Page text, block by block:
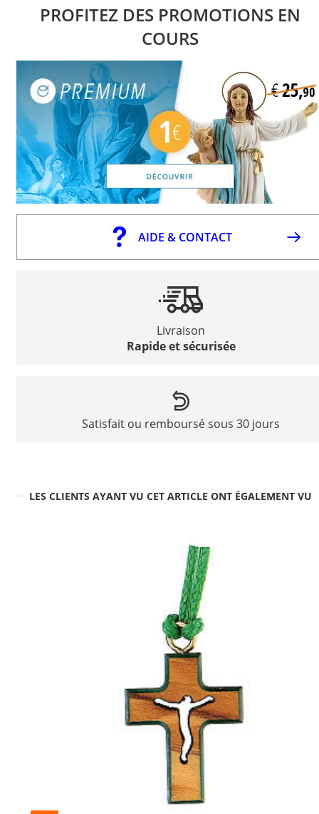
PROFITEZ DES PROMOTIONS EN
COURS
AIDE & CONTACT
Livraison
Rapide et sécurisée
Satisfait ou remboursé sous 30 jours
LES CLIENTS AYANT VU CET ARTICLE ONT ÉGALEMENT VU